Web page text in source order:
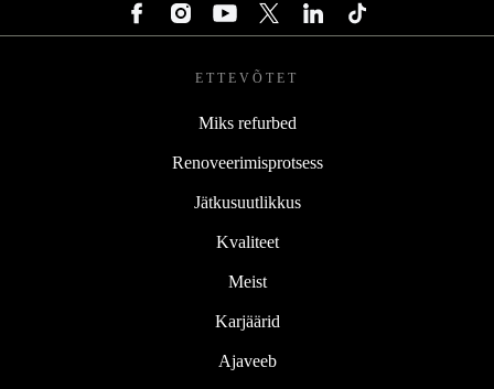
ETTEVÕTET
Miks refurbed
Renoveerimisprotsess
Jätkusuutlikkus
Kvaliteet
Meist
Karjäärid
Ajaveeb